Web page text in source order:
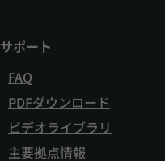
サポート
FAQ
PDFダウンロード
ビデオライブラリ
主要拠点情報